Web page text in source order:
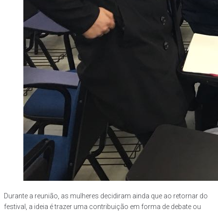
Durante a reunião, as mulheres decidiram ainda que ao retornar do
festival, a ideia é trazer uma contribuição em forma de debate ou